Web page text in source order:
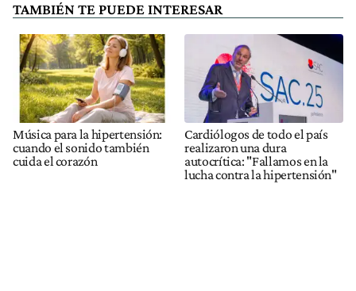
TAMBIÉN TE PUEDE INTERESAR
Música para la hipertensión:
cuando el sonido también
cuida el corazón
Cardiólogos de todo el país
realizaron una dura
autocrítica: "Fallamos en la
lucha contra la hipertensión"